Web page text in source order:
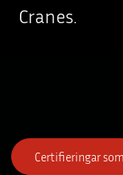
Cranes.
Certifieringar